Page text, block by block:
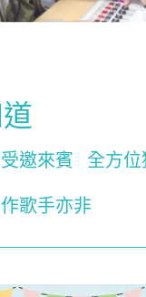
受邀來賓
全方位
作歌手亦非